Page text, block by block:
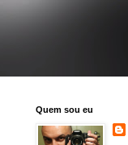
Quem sou eu